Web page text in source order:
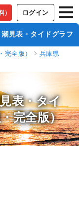
） ログイン
潮見表・タイドグラフ
完全版）
兵庫県
表・タイ
完全版）